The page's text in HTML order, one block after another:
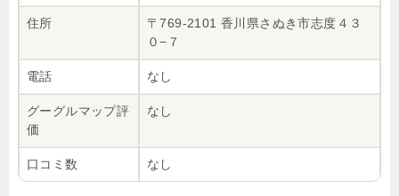
住所
〒769-2101 香川県さぬき市志度４３
０−７
電話 なし
グーグルマップ評
価
なし
口コミ数 なし